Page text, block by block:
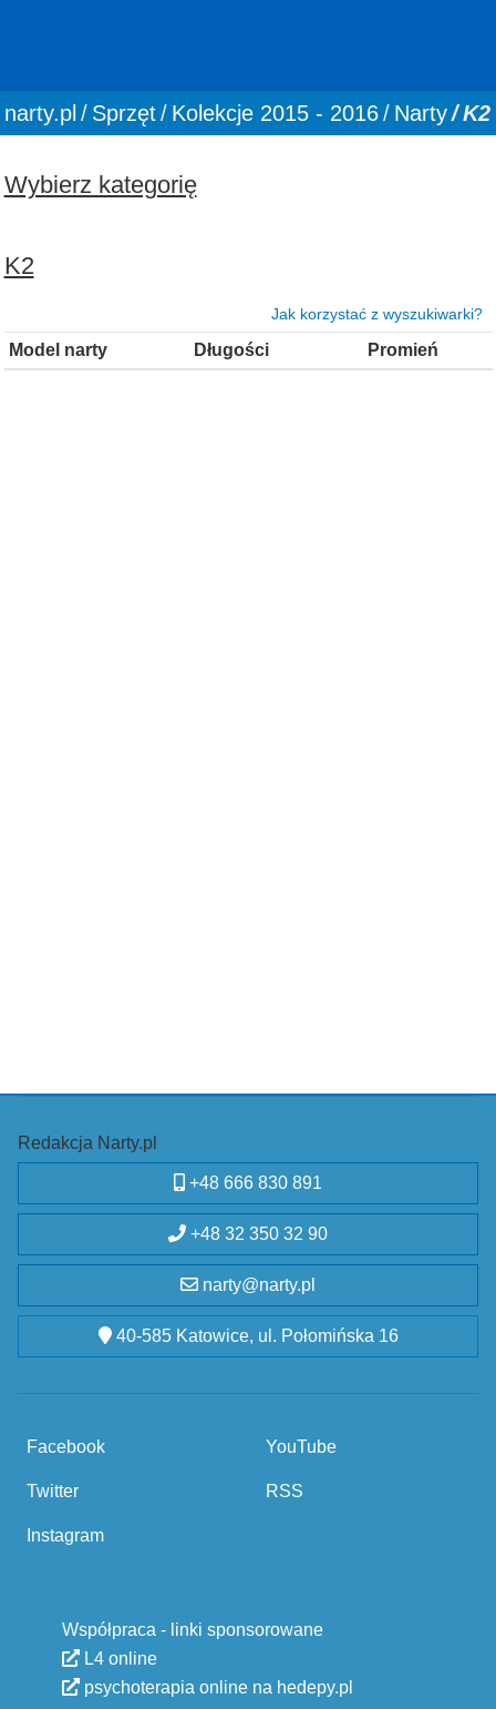
You are here:
narty.pl Sprzęt Kolekcje 2015 - 2016 Narty K2
Wybierz kategorię
K2
Jak korzystać z wyszukiwarki?
Model narty Długości Promień
Redakcja Narty.pl
+48 666 830 891
+48 32 350 32 90
narty@narty.pl
40-585 Katowice, ul. Połomińska 16
Facebook
Twitter
Instagram
YouTube
RSS
Współpraca - linki sponsorowane
L4 online
psychoterapia online na hedepy.pl